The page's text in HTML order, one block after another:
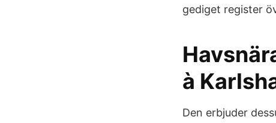
gediget register
à
Den erbjuder